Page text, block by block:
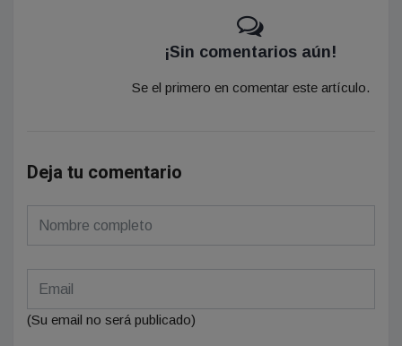
¡Sin comentarios aún!
Se el primero en comentar este artículo.
Deja tu comentario
(Su email no será publicado)